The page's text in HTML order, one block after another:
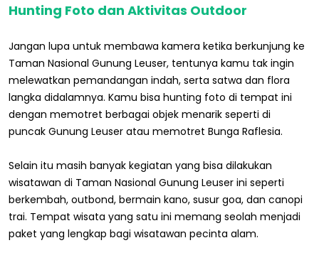
Hunting Foto dan Aktivitas Outdoor
Jangan lupa untuk membawa kamera ketika berkunjung ke
Taman Nasional Gunung Leuser, tentunya kamu tak ingin
melewatkan pemandangan indah, serta satwa dan flora
langka didalamnya. Kamu bisa hunting foto di tempat ini
dengan memotret berbagai objek menarik seperti di
puncak Gunung Leuser atau memotret Bunga Raflesia.
Selain itu masih banyak kegiatan yang bisa dilakukan
wisatawan di Taman Nasional Gunung Leuser ini seperti
berkembah, outbond, bermain kano, susur goa, dan canopi
trai. Tempat wisata yang satu ini memang seolah menjadi
paket yang lengkap bagi wisatawan pecinta alam.